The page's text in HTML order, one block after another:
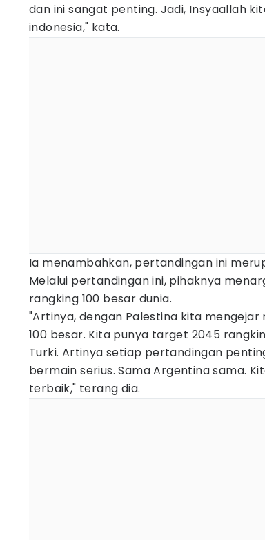
dan ini sangat penting. Jadi, Insyaallah
indonesia," kata.
Ia menambahkan, pertandingan ini
Melalui pertandingan ini, pihaknya
rangking 100 besar dunia.
"Artinya, dengan Palestina kita
100 besar. Kita punya target 2045
Turki. Artinya setiap pertandingan
bermain serius. Sama Argentina sama.
terbaik," terang dia.